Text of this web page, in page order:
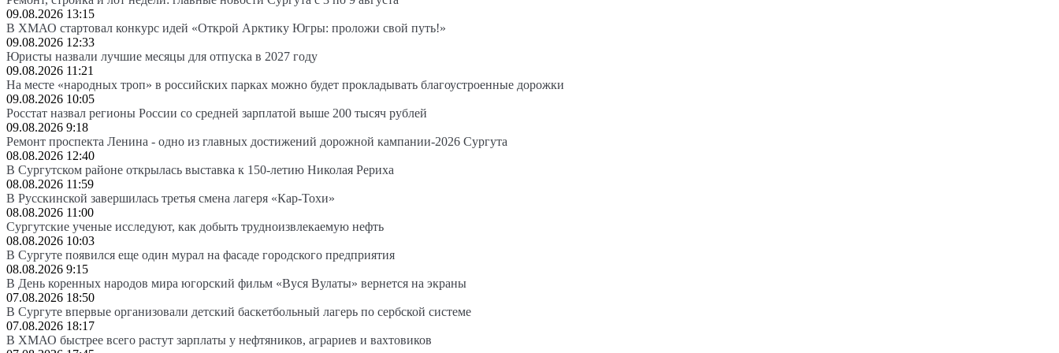
09.08.2026 13:15
В ХМАО стартовал конкурс идей «Открой Арктику Югры: проложи свой путь!»
09.08.2026 12:33
Юристы назвали лучшие месяцы для отпуска в 2027 году
09.08.2026 11:21
На месте «народных троп» в российских парках можно будет прокладывать благоустроенные дорожки
09.08.2026 10:05
Росстат назвал регионы России со средней зарплатой выше 200 тысяч рублей
09.08.2026 9:18
Ремонт проспекта Ленина - одно из главных достижений дорожной кампании-2026 Сургута
08.08.2026 12:40
В Сургутском районе открылась выставка к 150-летию Николая Рериха
08.08.2026 11:59
В Русскинской завершилась третья смена лагеря «Кар-Тохи»
08.08.2026 11:00
Сургутские ученые исследуют, как добыть трудноизвлекаемую нефть
08.08.2026 10:03
В Сургуте появился еще один мурал на фасаде городского предприятия
08.08.2026 9:15
В День коренных народов мира югорский фильм «Вуся Вулаты» вернется на экраны
07.08.2026 18:50
В Сургуте впервые организовали детский баскетбольный лагерь по сербской системе
07.08.2026 18:17
В ХМАО быстрее всего растут зарплаты у нефтяников, аграриев и вахтовиков